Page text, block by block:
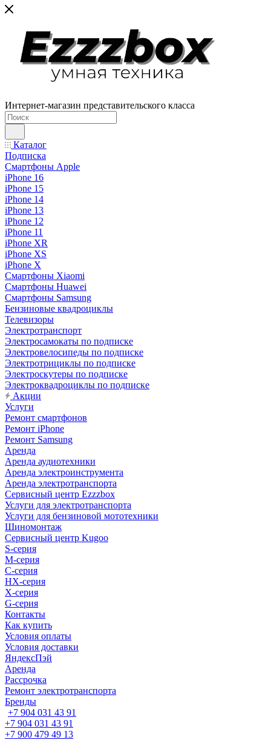
Интернет-магазин представительского класса
Каталог
Подписка
Смартфоны Apple
iPhone 16
iPhone 15
iPhone 14
iPhone 13
iPhone 12
iPhone 11
iPhone XR
iPhone XS
iPhone X
Смартфоны Xiaomi
Смартфоны Huawei
Смартфоны Samsung
Бензиновые квадроциклы
Телевизоры
Электротранспорт
Электросамокаты по подписке
Электровелосипеды по подписке
Электротрициклы по подписке
Электроскутеры по подписке
Электроквадроциклы по подписке
Акции
Услуги
Ремонт смартфонов
Ремонт iPhone
Ремонт Samsung
Аренда
Аренда аудиотехники
Аренда электроинструмента
Аренда электротранспорта
Сервисный центр Ezzzbox
Услуги для электротранспорта
Услуги для бензиновой мототехники
Шиномонтаж
Сервисный центр Kugoo
S-cерия
M-серия
С-серия
HX-серия
X-серия
G-серия
Контакты
Как купить
Условия оплаты
Условия доставки
ЯндексПэй
Аренда
Рассрочка
Ремонт электротранспорта
Бренды
+7 904 031 43 91
+7 904 031 43 91
+7 900 479 49 13